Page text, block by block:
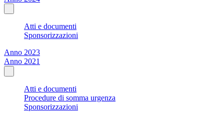
Atti e documenti
Sponsorizzazioni
Anno 2023
Anno 2021
Atti e documenti
Procedure di somma urgenza
Sponsorizzazioni